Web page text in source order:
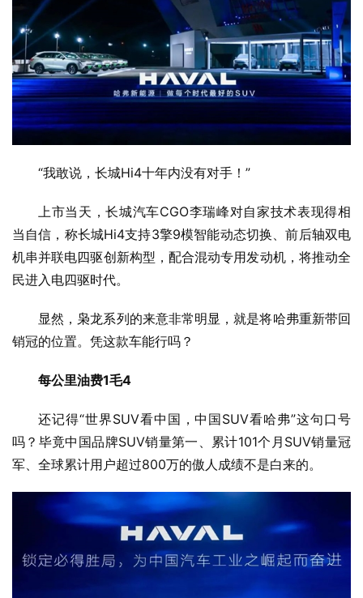
“我敢说，长城Hi4十年内没有对手！”
上市当天，长城汽车CGO李瑞峰对自家技术表现得相
当自信，称长城Hi4支持3擎9模智能动态切换、前后轴双电
机串并联电四驱创新构型，配合混动专用发动机，将推动全
民进入电四驱时代。
显然，枭龙系列的来意非常明显，就是将哈弗重新带回
销冠的位置。凭这款车能行吗？
每公里油费1毛4
还记得“世界SUV看中国，中国SUV看哈弗”这句口号
吗？毕竟中国品牌SUV销量第一、累计101个月SUV销量冠
军、全球累计用户超过800万的傲人成绩不是白来的。